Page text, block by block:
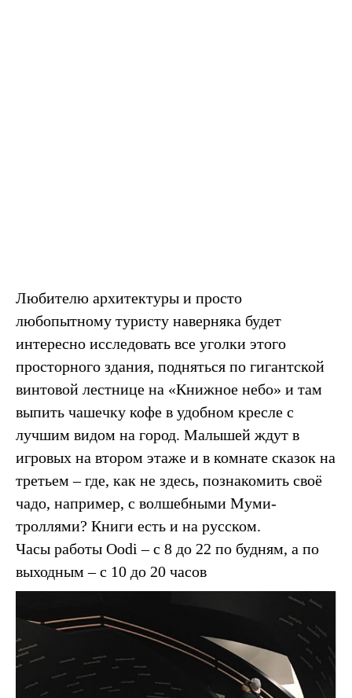
Любителю архитектуры и просто
любопытному туристу наверняка будет
интересно исследовать все уголки этого
просторного здания, подняться по гигантской
винтовой лестнице на «Книжное небо» и там
выпить чашечку кофе в удобном кресле с
лучшим видом на город. Малышей ждут в
игровых на втором этаже и в комнате сказок на
третьем – где, как не здесь, познакомить своё
чадо, например, с волшебными Муми-
троллями? Книги есть и на русском.
Часы работы Oodi – с 8 до 22 по будням, а по
выходным – с 10 до 20 часов